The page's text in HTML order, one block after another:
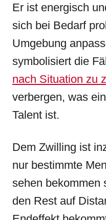
Er ist energisch
sich bei Bedarf
Umgebung
symbolisiert die
nach Situation zu
verbergen, was
Talent ist.
Dem Zwilling ist
nur bestimmte
sehen bekommen
den Rest auf